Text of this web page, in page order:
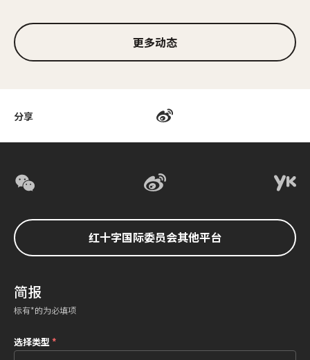
分享
更多动态
红十字国际委员会其他平台
简报
标有*的为必填项
选择类型*